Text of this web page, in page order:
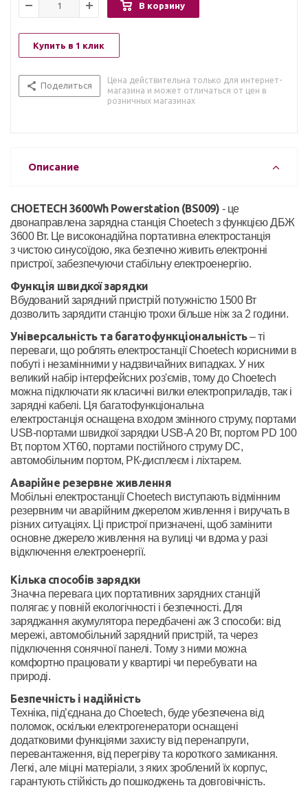
В корзину
Купить в 1 клик
Поделиться
Цена действительна только для интернет-
магазина и может отличаться от цен в
розничных магазинах
Описание
CHOETECH 3600Wh Powerstation (BS009) - це
двонаправлена зарядна станція Choetech з функцією ДБЖ
3600 Вт. Це високонадійна портативна електростанція
з чистою синусоїдою, яка безпечно живить електронні
пристрої, забезпечуючи стабільну електроенергію.
Функція швидкої зарядки
Вбудований зарядний пристрій потужністю 1500 Вт
дозволить зарядити станцію трохи більше ніж за 2 години.
Універсальність та багатофункціональність– ті
переваги, що роблять електростанції Choetech корисними в
побуті і незамінними у надзвичайних випадках. У них
великий набір інтерфейсних роз'ємів, тому до Choetech
можна підключати як класичні вилки електроприладів, так і
зарядні кабелі. Ця багатофункціональна
електростанція оснащена входом змінного струму, портами
USB-портами швидкої зарядки USB-A 20 Вт, портом PD 100
Вт, портом XT60, портами постійного струму DC,
автомобільним портом, РК-дисплеєм і ліхтарем.
Аварійне резервне живлення
Мобільні електростанції Choetech виступають відмінним
резервним чи аварійним джерелом живлення і виручать в
різних ситуаціях. Ці пристрої призначені, щоб замінити
основне джерело живлення на вулиці чи вдома у разі
відключення електроенергії.
Кілька способів зарядки
Значна перевага цих портативних зарядних станцій
полягає у повній екологічності і безпечності. Для
заряджання акумулятора передбачені аж 3 способи: від
мережі, автомобільний зарядний пристрій, та через
підключення сонячної панелі. Тому з ними можна
комфортно працювати у квартирі чи перебувати на
природі.
Безпечність і надійність
Техніка, під’єднана до Choetech, буде убезпечена від
поломок, оскільки електрогенератори оснащені
додатковими функціями захисту від перенапруги,
перевантаження, від перегріву та короткого замикання.
Легкі, але міцні матеріали, з яких зроблений їх корпус,
гарантують стійкість до пошкоджень та довговічність.